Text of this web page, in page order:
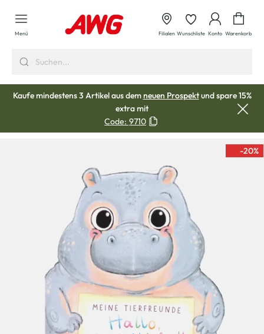
springen
Menü Filialen Wunschliste Konto Warenkorb
Kaufe mindestens 3 Artikel aus demneuen Prospektund spare 15%
extra mit
Code: 9710
-20%